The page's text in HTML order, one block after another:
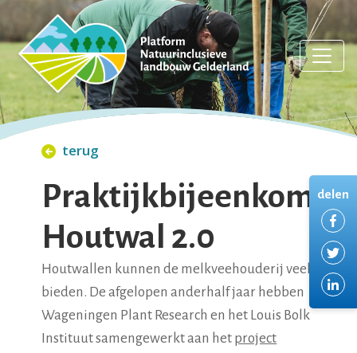
terug
Praktijkbijeenkomst
Houtwal 2.0
Houtwallen kunnen de melkveehouderij veel
bieden. De afgelopen anderhalf jaar hebben
Wageningen Plant Research en het Louis Bolk
Instituut samengewerkt aan het project
delen